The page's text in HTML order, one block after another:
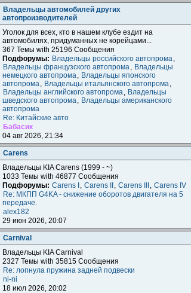
Владельцы автомобилей других
автопроизводителей
Уголок для всех, кто в нашем клубе ездит на
автомобилях, придуманных не корейцами...
367 Темы with 25196 Сообщения
Подфорумы: Владельцы российского автопрома,
Владельцы французского автопрома, Владельцы
немецкого автопрома, Владельцы японского
автопрома, Владельцы итальянского автопрома,
Владельцы английского автопрома, Владельцы
шведского автопрома, Владельцы американского
автопрома
Re: Китайские авто
Бабасик
04 авг 2026, 21:34
Carens
Владельцы KIA Carens (1999 - ~)
1033 Темы with 46877 Сообщения
Подфорумы: Carens I , Carens II , Carens III , Carens IV
Re: МКПП G4KA - снижение оборотов двигателя на 5
передаче.
alex182
29 июн 2026, 20:07
Carnival
Владельцы KIA Carnival
2327 Темы with 35815 Сообщения
Re: лопнула пружина задней подвески
ni-ni
18 июл 2026, 20:02